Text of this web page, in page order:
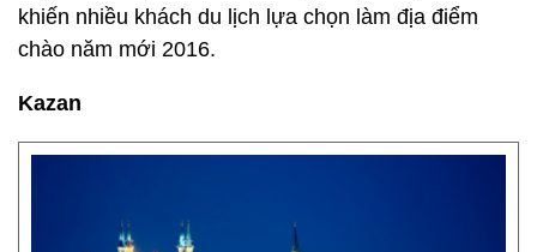
khiến nhiều khách du lịch lựa chọn làm địa điểm
chào năm mới 2016.
Kazan